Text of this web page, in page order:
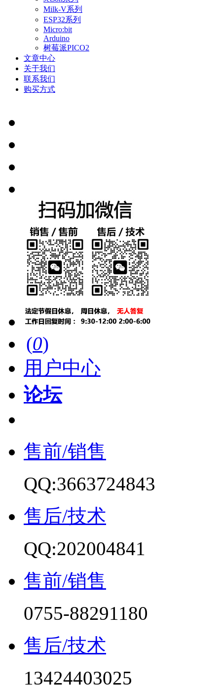
Milk-V系列
ESP32系列
Micro:bit
Arduino
树莓派PICO2
文章中心
关于我们
联系我们
购买方式
(0)
用户中心
论坛
售前/销售
QQ:3663724843
售后/技术
QQ:202004841
售前/销售
0755-88291180
售后/技术
13424403025